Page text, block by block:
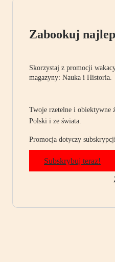
Zabookuj
Skorzystaj z promocji
magazyny: Nauka i Historia.
Twoje rzetelne i obiektywne
Polski i ze świata.
Promocja dotyczy
Subskrybuj teraz!